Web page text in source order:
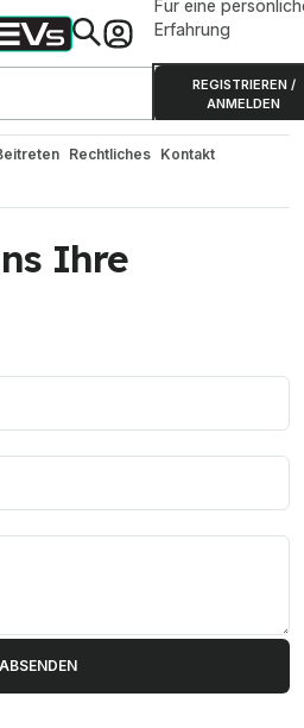
Für eine
Erfahrung
REGISTRIEREN /
ANMELDEN
Rechtliches Kontakt
Ihre